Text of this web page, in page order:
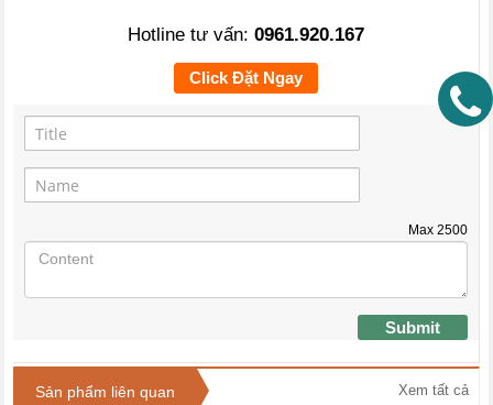
Hotline tư vấn: 0961.920.167
Click Đặt Ngay
Max 2500
Submit
Sản phẩm liên quan Xem tất cả